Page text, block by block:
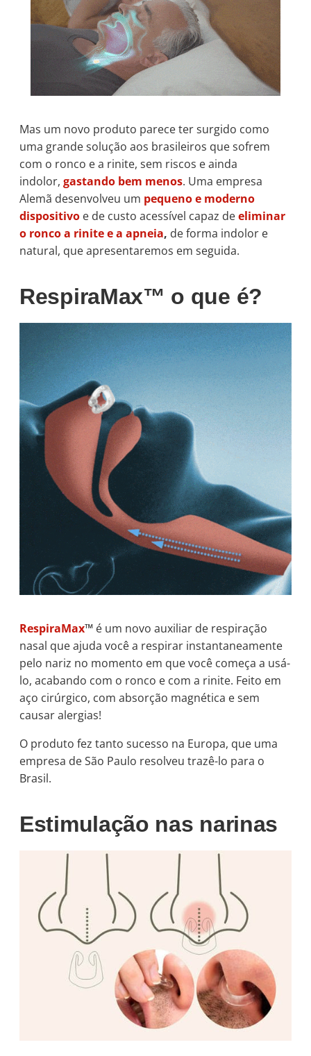
Mas um novo produto parece ter surgido como
uma grande solução aos brasileiros que sofrem
com o ronco e a rinite, sem riscos e ainda
indolor, gastando bem menos. Uma empresa
Alemã desenvolveu um pequeno e moderno
dispositivo e de custo acessível capaz deeliminar
o ronco a rinite e a apneia, de forma indolor e
natural, que apresentaremos em seguida.
RespiraMax™ o que é?
RespiraMax™ é um novo auxiliar de respiração
nasal que ajuda você a respirar instantaneamente
pelo nariz no momento em que você começa a usá-
lo, acabando com o ronco e com a rinite. Feito em
aço cirúrgico, com absorção magnética e sem
causar alergias!
O produto fez tanto sucesso na Europa, que uma
empresa de São Paulo resolveu trazê-lo para o
Brasil.
Estimulação nas narinas